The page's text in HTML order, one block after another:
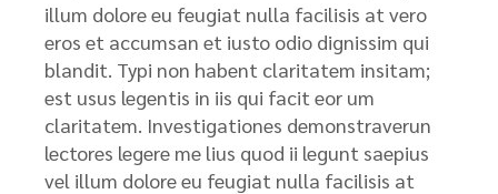
illum dolore eu feugiat nulla facilisis at vero
eros et accumsan et iusto odio dignissim qui
blandit. Typi non habent claritatem insitam;
est usus legentis in iis qui facit eor um
claritatem. Investigationes demonstraverun
lectores legere me lius quod ii legunt saepius
vel illum dolore eu feugiat nulla facilisis at